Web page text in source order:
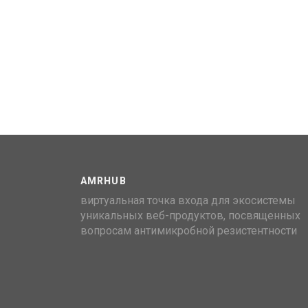
AMRHUB
виртуальная точка входа для экосистемы
уникальных веб-продуктов, посвященных
вопросам антимикробной резистентности